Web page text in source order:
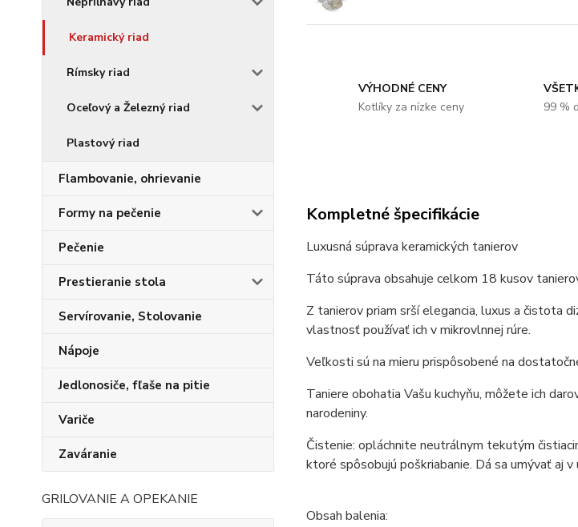
Keramický riad
Rímsky riad
Oceľový a Železný riad
Plastový riad
Flambovanie, ohrievanie
Formy na pečenie
Pečenie
Prestieranie stola
Servírovanie, Stolovanie
Nápoje
Jedlonosiče, fľaše na pitie
Variče
Zaváranie
GRILOVANIE A OPEKANIE
VÝHODNÉ CENY
Kotlíky za nízke ceny
99 %
Kompletné špecifikácie
Luxusná súprava keramických tanierov
Táto súprava obsahuje celkom 18 kusov
Z tanierov priam srší elegancia, luxus a čistota
vlastnosť používať ich v mikrovlnnej rúre.
Veľkosti sú na mieru prispôsobené na
Taniere obohatia Vašu kuchyňu, môžete ich
narodeniny.
Čistenie: opláchnite neutrálnym tekutým
ktoré spôsobujú poškriabanie. Dá sa umývať aj v
Obsah balenia: